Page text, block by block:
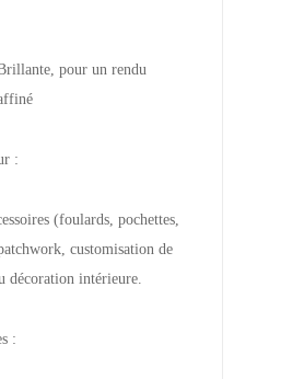
pour un rendu
:
(foulards, pochettes,
customisation de
décoration intérieure.
: